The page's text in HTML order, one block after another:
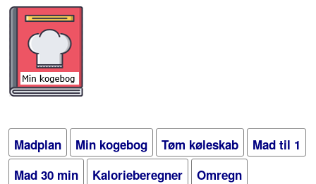
Madplan Min kogebog Tøm køleskab
Mad til 1
Mad 30 min
Kalorieberegner Omregn